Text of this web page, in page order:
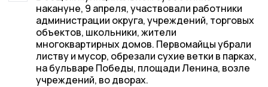
накануне, 9 апреля, участвовали работники
администрации округа, учреждений, торговых
объектов, школьники, жители
многоквартирных домов. Первомайцы убрали
листву и мусор, обрезали сухие ветки в парках,
на бульваре Победы, площади Ленина, возле
учреждений, во дворах.